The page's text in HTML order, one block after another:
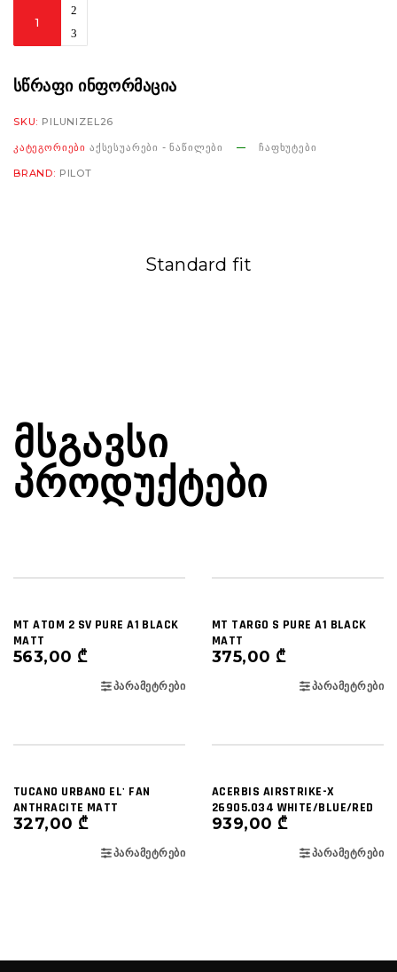
silver
antiscratch
რაოდენობა
ᲡᲬᲠᲐᲤᲘ ᲘᲜᲤᲝᲠᲛᲐᲪᲘᲐ
SKU: PILUNIZEL26
ᲙᲐᲢᲔᲒᲝᲠᲘᲔᲑᲘ ᲐᲥᲡᲔᲡᲣᲐᲠᲔᲑᲘ - ᲜᲐᲬᲘᲚᲔᲑᲘ ᲩᲐᲤᲮᲣᲢᲔᲑᲘ
BRAND: PILOT
Standard fit
ᲛᲡᲒᲐᲕᲡᲘ
ᲞᲠᲝᲓᲣᲥᲢᲔᲑᲘ
MT ATOM 2 SV PURE A1 BLACK
MATT
563,00 ₾
ᲞᲐᲠᲐᲛᲔᲢᲠᲔᲑᲘ
MT TARGO S PURE A1 BLACK
MATT
375,00 ₾
ᲞᲐᲠᲐᲛᲔᲢᲠᲔᲑᲘ
TUCANO URBANO EL' FAN
ANTHRACITE MATT
327,00 ₾
ᲞᲐᲠᲐᲛᲔᲢᲠᲔᲑᲘ
ACERBIS AIRSTRIKE-X
26905.034 WHITE/BLUE/RED
939,00 ₾
ᲞᲐᲠᲐᲛᲔᲢᲠᲔᲑᲘ